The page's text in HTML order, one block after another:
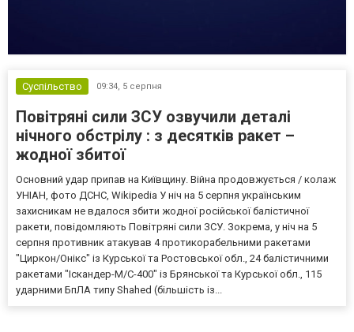
Суспільство 09:34, 5 серпня
Повітряні сили ЗСУ озвучили деталі
нічного обстрілу : з десятків ракет –
жодної збитої
Основний удар припав на Київщину. Війна продовжується / колаж
УНІАН, фото ДСНС, Wikipedia У ніч на 5 серпня українським
захисникам не вдалося збити жодної російської балістичної
ракети, повідомляють Повітряні сили ЗСУ. Зокрема, у ніч на 5
серпня противник атакував 4 протикорабельними ракетами
"Циркон/Онікс" із Курської та Ростовської обл., 24 балістичними
ракетами "Іскандер-М/С-400" із Брянської та Курської обл., 115
ударними БпЛА типу Shahed (більшість із...